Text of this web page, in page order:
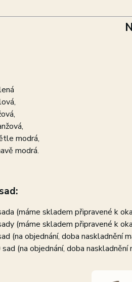
modrá,
modrá.
(máme skladem připravené k
(máme skladem připravené k
(na objednání, doba naskladnění
sad (na objednání, doba